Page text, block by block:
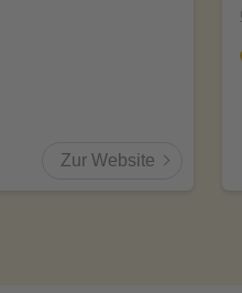
Zur Website